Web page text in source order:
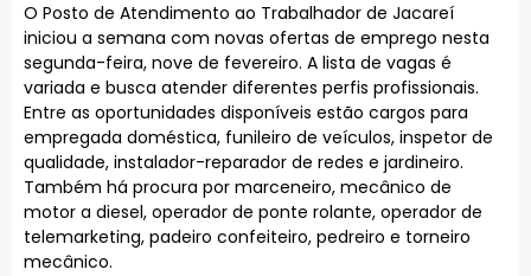
O Posto de Atendimento ao Trabalhador de Jacareí
iniciou a semana com novas ofertas de emprego nesta
segunda-feira, nove de fevereiro. A lista de vagas é
variada e busca atender diferentes perfis profissionais.
Entre as oportunidades disponíveis estão cargos para
empregada doméstica, funileiro de veículos, inspetor de
qualidade, instalador-reparador de redes e jardineiro.
Também há procura por marceneiro, mecânico de
motor a diesel, operador de ponte rolante, operador de
telemarketing, padeiro confeiteiro, pedreiro e torneiro
mecânico.